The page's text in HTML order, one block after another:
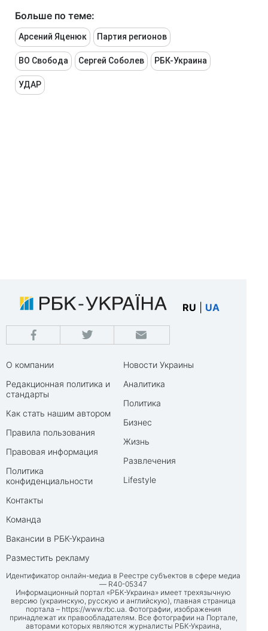
Больше по теме:
Арсений Яценюк Партия регионов
ВО Свобода Сергей Соболев РБК-Украина
УДАР
RU UA
О компании
Редакционная политика и
стандарты
Как стать нашим автором
Правила пользования
Правовая информация
Политика
конфиденциальности
Контакты
Команда
Вакансии в РБК-Украина
Разместить рекламу
Новости Украины
Аналитика
Политика
Бизнес
Жизнь
Развлечения
Lifestyle
Идентификатор онлайн-медиа в Реестре субъектов в сфере медиа
— R40-05347
Информационный портал «РБК-Украина» имеет трехязычную
версию (украинскую, русскую и английскую), главная страница
портала – https://www.rbc.ua . Фотографии, изображения
принадлежат их правообладателям. Все фотографии на Портале,
авторами которых являются журналисты РБК-Украина,